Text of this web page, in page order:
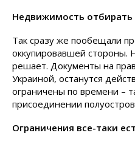
Недвижимость отбирать
Так сразу же пообещали
оккупировавшей стороны.
решает. Документы на
Украиной, останутся
ограничены по времени –
присоединении
Ограничения все-таки